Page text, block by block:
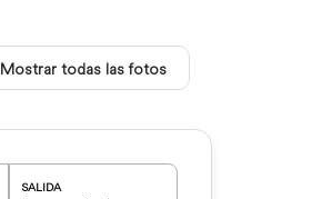
Mostrar todas las fotos
SALIDA